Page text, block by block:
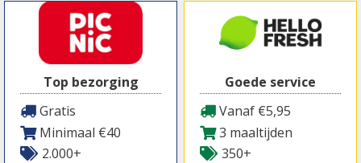
Top bezorging
Gratis
Minimaal €40
2.000+
Goede service
Vanaf €5,95
3 maaltijden
350+